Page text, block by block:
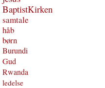
BaptistKirken
samtale
håb
børn
Burundi
Gud
Rwanda
ledelse